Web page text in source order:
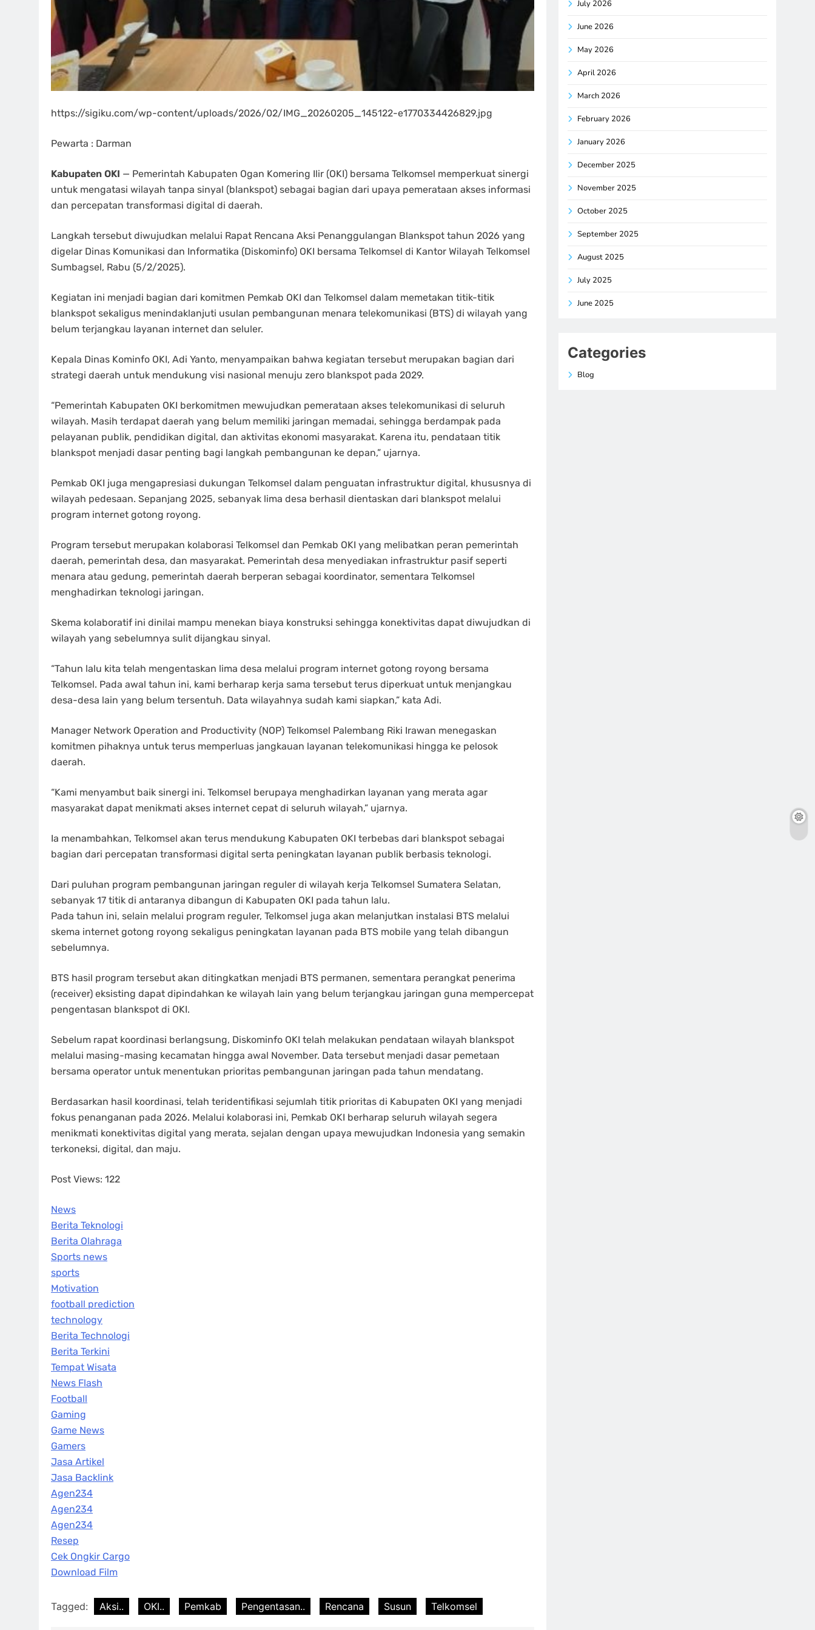
https://sigiku.com/wp-content/uploads/2026/02/IMG_20260205_145122-e1770334426829.jpg
Pewarta : Darman
Kabupaten OKI — Pemerintah Kabupaten Ogan Komering Ilir (OKI) bersama Telkomsel memperkuat sinergi
untuk mengatasi wilayah tanpa sinyal (blankspot) sebagai bagian dari upaya pemerataan akses informasi
dan percepatan transformasi digital di daerah.
Langkah tersebut diwujudkan melalui Rapat Rencana Aksi Penanggulangan Blankspot tahun 2026 yang
digelar Dinas Komunikasi dan Informatika (Diskominfo) OKI bersama Telkomsel di Kantor Wilayah Telkomsel
Sumbagsel, Rabu (5/2/2025).
Kegiatan ini menjadi bagian dari komitmen Pemkab OKI dan Telkomsel dalam memetakan titik-titik
blankspot sekaligus menindaklanjuti usulan pembangunan menara telekomunikasi (BTS) di wilayah yang
belum terjangkau layanan internet dan seluler.
Kepala Dinas Kominfo OKI, Adi Yanto, menyampaikan bahwa kegiatan tersebut merupakan bagian dari
strategi daerah untuk mendukung visi nasional menuju zero blankspot pada 2029.
“Pemerintah Kabupaten OKI berkomitmen mewujudkan pemerataan akses telekomunikasi di seluruh
wilayah. Masih terdapat daerah yang belum memiliki jaringan memadai, sehingga berdampak pada
pelayanan publik, pendidikan digital, dan aktivitas ekonomi masyarakat. Karena itu, pendataan titik
blankspot menjadi dasar penting bagi langkah pembangunan ke depan,” ujarnya.
Pemkab OKI juga mengapresiasi dukungan Telkomsel dalam penguatan infrastruktur digital, khususnya di
wilayah pedesaan. Sepanjang 2025, sebanyak lima desa berhasil dientaskan dari blankspot melalui
program internet gotong royong.
Program tersebut merupakan kolaborasi Telkomsel dan Pemkab OKI yang melibatkan peran pemerintah
daerah, pemerintah desa, dan masyarakat. Pemerintah desa menyediakan infrastruktur pasif seperti
menara atau gedung, pemerintah daerah berperan sebagai koordinator, sementara Telkomsel
menghadirkan teknologi jaringan.
Skema kolaboratif ini dinilai mampu menekan biaya konstruksi sehingga konektivitas dapat diwujudkan di
wilayah yang sebelumnya sulit dijangkau sinyal.
“Tahun lalu kita telah mengentaskan lima desa melalui program internet gotong royong bersama
Telkomsel. Pada awal tahun ini, kami berharap kerja sama tersebut terus diperkuat untuk menjangkau
desa-desa lain yang belum tersentuh. Data wilayahnya sudah kami siapkan,” kata Adi.
Manager Network Operation and Productivity (NOP) Telkomsel Palembang Riki Irawan menegaskan
komitmen pihaknya untuk terus memperluas jangkauan layanan telekomunikasi hingga ke pelosok
daerah.
“Kami menyambut baik sinergi ini. Telkomsel berupaya menghadirkan layanan yang merata agar
masyarakat dapat menikmati akses internet cepat di seluruh wilayah,” ujarnya.
Ia menambahkan, Telkomsel akan terus mendukung Kabupaten OKI terbebas dari blankspot sebagai
bagian dari percepatan transformasi digital serta peningkatan layanan publik berbasis teknologi.
Dari puluhan program pembangunan jaringan reguler di wilayah kerja Telkomsel Sumatera Selatan,
sebanyak 17 titik di antaranya dibangun di Kabupaten OKI pada tahun lalu.
Pada tahun ini, selain melalui program reguler, Telkomsel juga akan melanjutkan instalasi BTS melalui
skema internet gotong royong sekaligus peningkatan layanan pada BTS mobile yang telah dibangun
sebelumnya.
BTS hasil program tersebut akan ditingkatkan menjadi BTS permanen, sementara perangkat penerima
(receiver) eksisting dapat dipindahkan ke wilayah lain yang belum terjangkau jaringan guna mempercepat
pengentasan blankspot di OKI.
Sebelum rapat koordinasi berlangsung, Diskominfo OKI telah melakukan pendataan wilayah blankspot
melalui masing-masing kecamatan hingga awal November. Data tersebut menjadi dasar pemetaan
bersama operator untuk menentukan prioritas pembangunan jaringan pada tahun mendatang.
Berdasarkan hasil koordinasi, telah teridentifikasi sejumlah titik prioritas di Kabupaten OKI yang menjadi
fokus penanganan pada 2026. Melalui kolaborasi ini, Pemkab OKI berharap seluruh wilayah segera
menikmati konektivitas digital yang merata, sejalan dengan upaya mewujudkan Indonesia yang semakin
terkoneksi, digital, dan maju.
Post Views: 122
News
Berita Teknologi
Berita Olahraga
Sports news
sports
Motivation
football prediction
technology
Berita Technologi
Berita Terkini
Tempat Wisata
News Flash
Football
Gaming
Game News
Gamers
Jasa Artikel
Jasa Backlink
Agen234
Agen234
Agen234
Resep
Cek Ongkir Cargo
Download Film
Tagged: Aksi.. OKI.. Pemkab Pengentasan.. Rencana Susun Telkomsel
July 2026
June 2026
May 2026
April 2026
March 2026
February 2026
January 2026
December 2025
November 2025
October 2025
September 2025
August 2025
July 2025
June 2025
Categories
Blog